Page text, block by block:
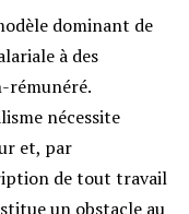
dominant de
à des
rémunéré.
nécessite
et, par
de tout travail
un obstacle au